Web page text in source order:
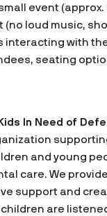
event (approx.
(no loud music,
interacting with
seating
In Need of
and young
care. We provide
support and
are